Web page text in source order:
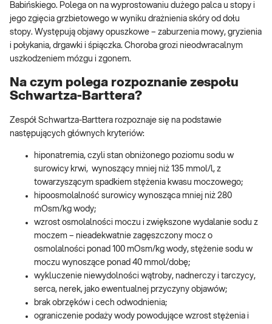
Babińskiego. Polega on na wyprostowaniu dużego palca u stopy i
jego zgięcia grzbietowego w wyniku drażnienia skóry od dołu
stopy. Występują objawy opuszkowe – zaburzenia mowy, gryzienia
i połykania, drgawki i śpiączka. Choroba grozi nieodwracalnym
uszkodzeniem mózgu i zgonem.
Na czym polega rozpoznanie zespołu
Schwartza-Barttera?
Zespół Schwartza-Barttera rozpoznaje się na podstawie
następujących głównych kryteriów:
hiponatremia, czyli stan obniżonego poziomu sodu w
surowicy krwi, wynoszący mniej niż 135 mmol/l, z
towarzyszącym spadkiem stężenia kwasu moczowego;
hipoosmolalność surowicy wynosząca mniej niż 280
mOsm/kg wody;
wzrost osmolalności moczu i zwiększone wydalanie sodu z
moczem – nieadekwatnie zagęszczony mocz o
osmolalności ponad 100 mOsm/kg wody, stężenie sodu w
moczu wynoszące ponad 40 mmol/dobę;
wykluczenie niewydolności wątroby, nadnerczy i tarczycy,
serca, nerek, jako ewentualnej przyczyny objawów;
brak obrzęków i cech odwodnienia;
ograniczenie podaży wody powodujące wzrost stężenia i